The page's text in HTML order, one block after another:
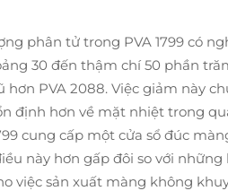
phân tử trong PVA 1799 có
30 đến thậm chí 50 phần
hơn PVA 2088. Việc giảm này
định hơn về mặt nhiệt trong
cung cấp một cửa sổ đúc
này hơn gấp đôi so với
việc sản xuất màng không